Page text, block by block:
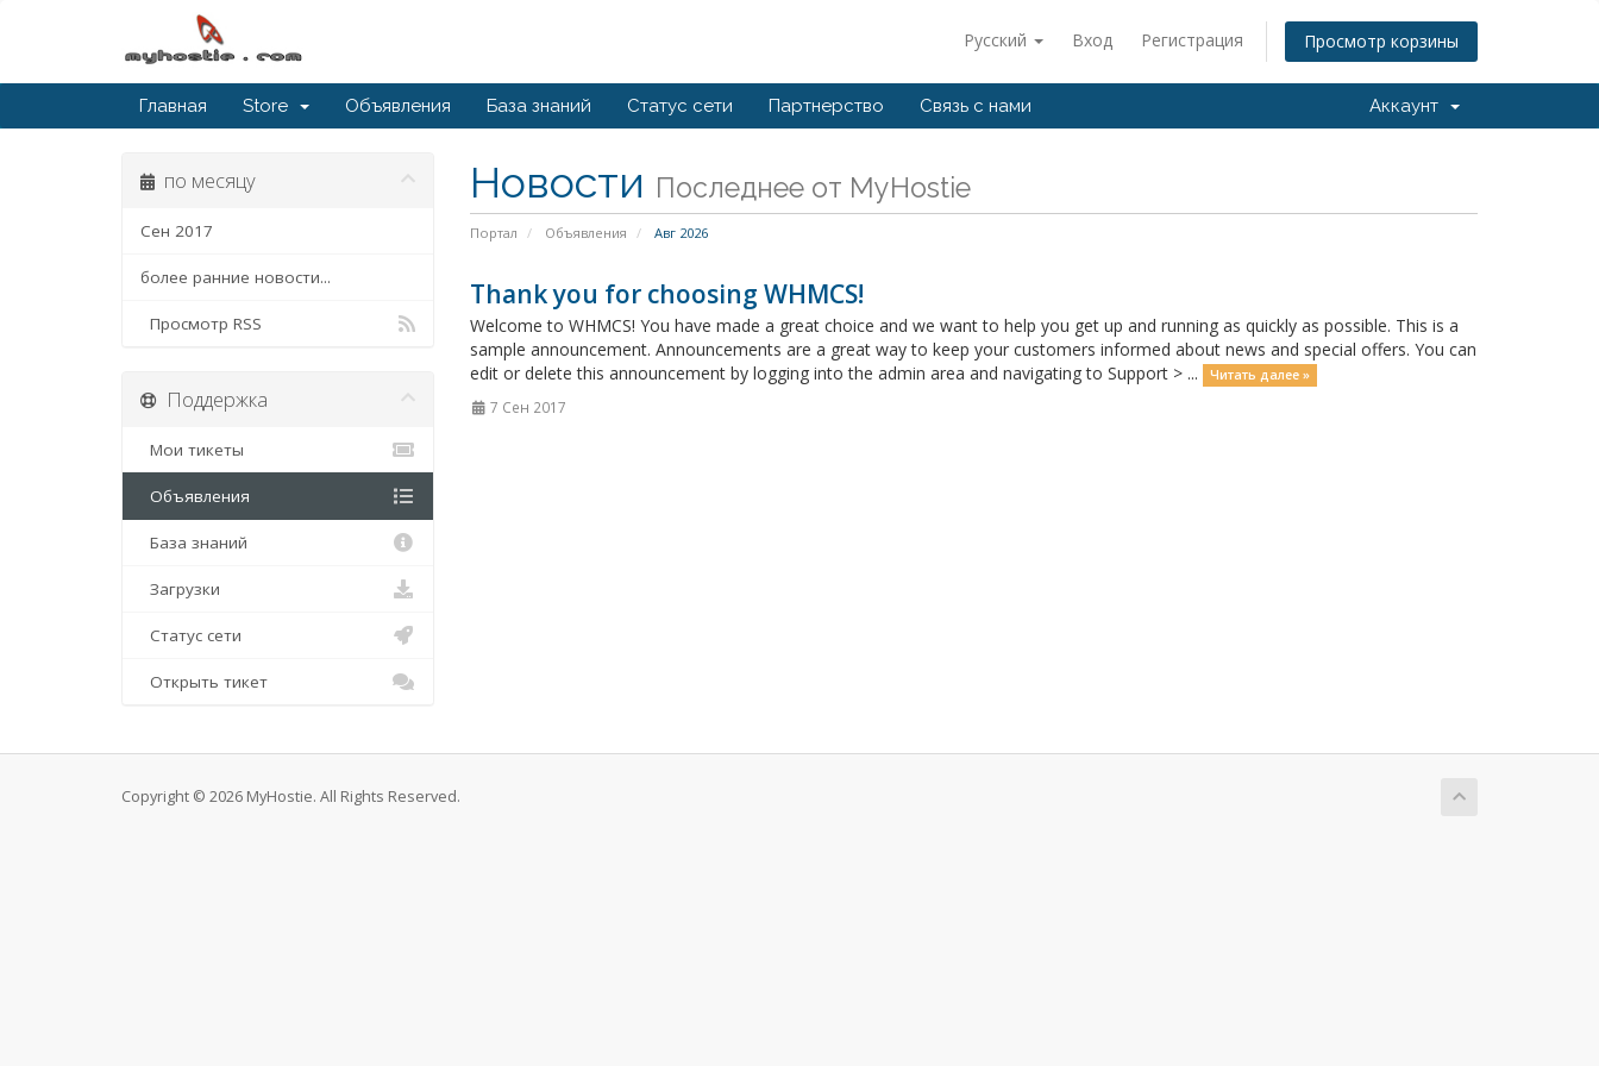
Русский Вход Регистрация Просмотр корзины
Главная Store Объявления База знаний Статус сети Партнерство Связь с нами Аккаунт
Новости Последнее от MyHostie
Портал Объявления Авг 2026
по месяцу
Сен 2017
более ранние новости...
Просмотр RSS
Thank you for choosing WHMCS!
Welcome to WHMCS! You have made a great choice and we want to help you get up and running as quickly as possible. This is a
sample announcement. Announcements are a great way to keep your customers informed about news and special offers. You can
edit or delete this announcement by logging into the admin area and navigating to Support > ...
Читать далее »
7 Сен 2017
Поддержка
Мои тикеты
Объявления
База знаний
Загрузки
Статус сети
Открыть тикет
Copyright © 2026 MyHostie. All Rights Reserved.